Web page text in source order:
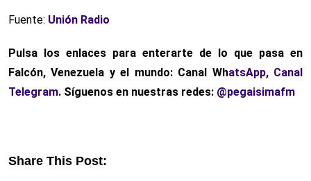
Fuente: Unión Radio
Pulsa los enlaces para enterarte de lo que pasa en
Falcón, Venezuela y el mundo: Canal WhatsApp, Canal
Telegram. Síguenos en nuestras redes: @pegaisimafm
Share This Post: